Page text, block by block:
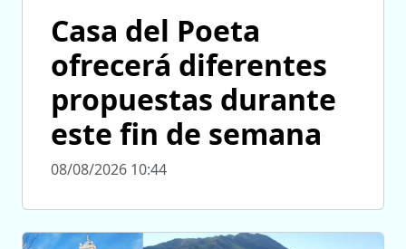
Casa del Poeta
ofrecerá diferentes
propuestas durante
este fin de semana
08/08/2026 10:44